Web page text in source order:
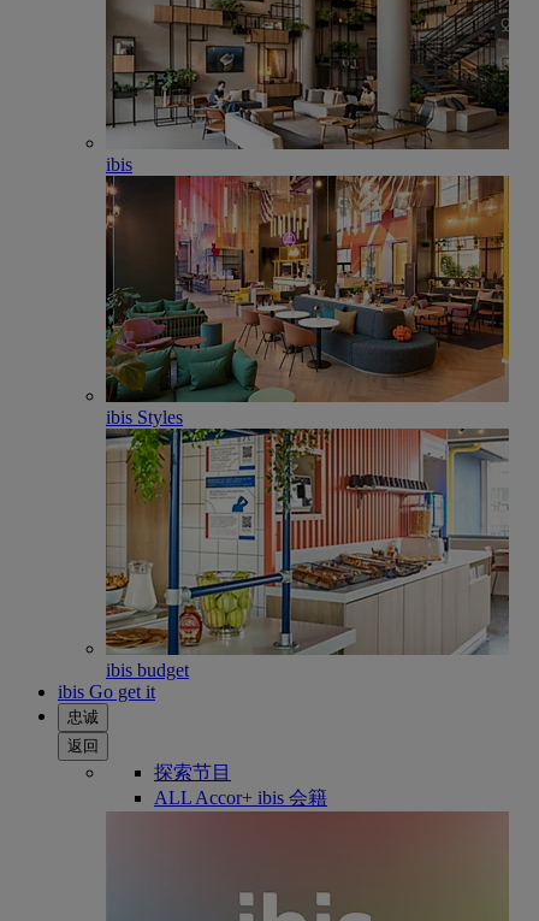
ibis
ibis Styles
ibis budget
ibis Go get it
忠诚
返回
探索节目
ALL Accor+ ibis 会籍